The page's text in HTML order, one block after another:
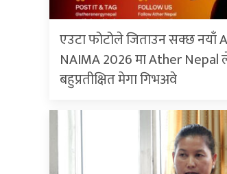
एउटा फोटोले जिताउन सक्छ नयाँ
NAIMA 2026 मा Ather Nepal
बहुप्रतीक्षित मेगा गिभअवे